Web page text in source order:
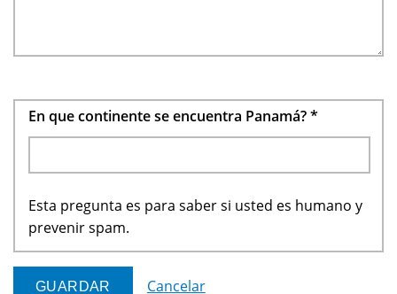
En que continente se encuentra Panamá?*
Esta pregunta es para saber si usted es humano y
prevenir spam.
Cancelar